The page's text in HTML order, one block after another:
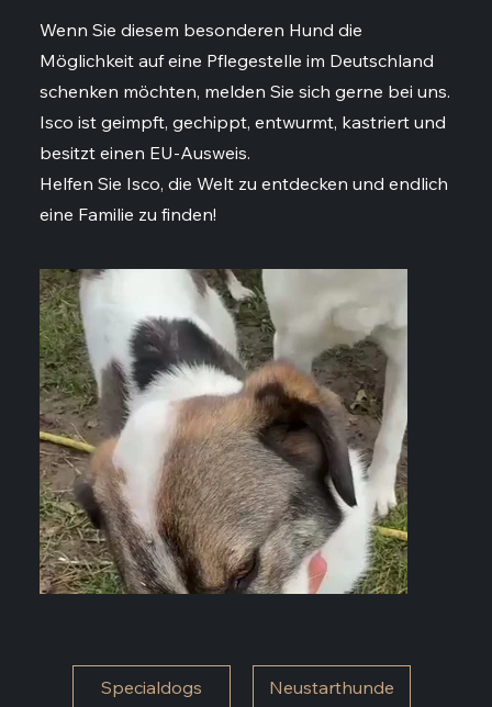
Wenn Sie diesem besonderen Hund die
Möglichkeit auf eine Pflegestelle im Deutschland
schenken möchten, melden Sie sich gerne bei uns.
Isco ist geimpft, gechippt, entwurmt, kastriert und
besitzt einen EU-Ausweis.
Helfen Sie Isco, die Welt zu entdecken und endlich
eine Familie zu finden!
Specialdogs Neustarthunde